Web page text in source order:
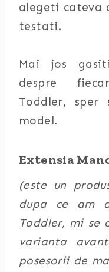
alegeti cateva
testati.
Mai jos
despre
Toddler,
model.
Extensia
(este un
dupa ce am
Toddler, mi se
varianta
posesorii de